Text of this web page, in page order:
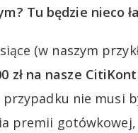
Tu będzie nieco
(w naszym
zł na nasze
przypadku nie musi
premii